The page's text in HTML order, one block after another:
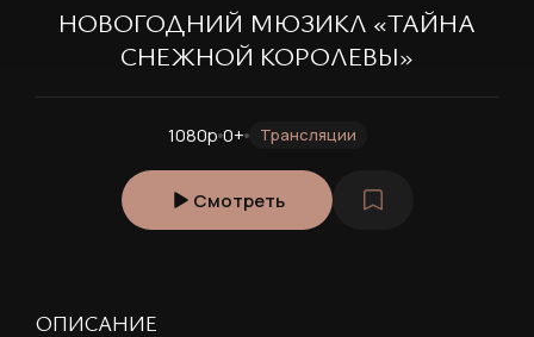
НОВОГОДНИЙ МЮЗИКЛ «ТАЙНА
СНЕЖНОЙ КОРОЛЕВЫ»
1080p 0+ Трансляции
Смотреть
ОПИСАНИЕ